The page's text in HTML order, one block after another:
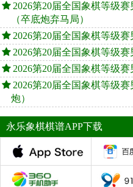
2026第20届全国象棋等级
（卒底炮弃马局）
2026第20届全国象棋等级
2026第20届全国象棋等级
2026第20届全国象棋等级
2026第20届全国象棋等级
炮）
永乐象棋棋谱APP下载